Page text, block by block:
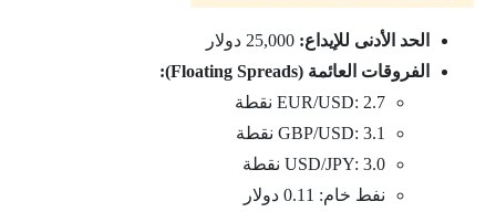
الحد الأدنى للإيداع:
الفروقات العائمة (Floating Spreads):
EUR/USD: 2.7 نقطة
GBP/USD: 3.1 نقطة
USD/JPY: 3.0 نقطة
نفط خام: 0.11 دولار